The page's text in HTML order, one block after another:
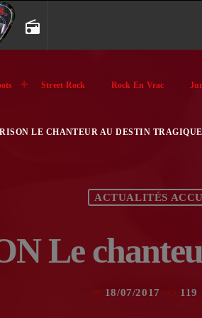
radio
Street Rock Rock En Vrac
LE CHANTEUR AU DESTIN
ACTUALITÉS
Le
18/07/2017 119